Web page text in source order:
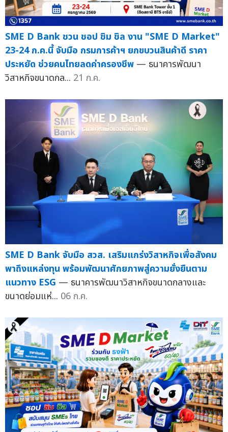
SME D Bank ชวน ชอป ชิม ชิล งาน "SME D Market"
23-24 ก.ค.นี้ จับมือ กรมการค้าฯ ยกขบวนสินค้าดี ราคา
ประหยัด ช่วยคนไทยลดค่าครองชีพ — ธนาคารพัฒนา
วิสาหกิจขนาดกล... 21 ก.ค.
SME D Bank จับมือ สวส. เสริมแกร่งวิสาหกิจเพื่อสังคม
พาถึงแหล่งทุน พร้อมพัฒนาศักยภาพสู่ความยั่งยืนตาม
แนวทาง ESG — ธนาคารพัฒนาวิสาหกิจขนาดกลางและ
ขนาดย่อมแห่... 06 ก.ค.